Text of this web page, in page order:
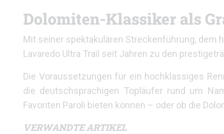
Dolomiten-Klassiker als
Mit seiner spektakulären Streckenführung, dem
Lavaredo Ultra Trail seit Jahren zu den
Die Voraussetzungen für ein hochklassiges
die deutschsprachigen Topläufer rund um
Favoriten Paroli bieten können – oder ob die
VERWANDTE ARTIKEL